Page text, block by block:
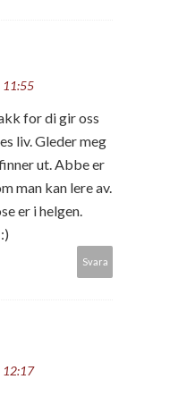
11:55
for di gir oss
liv. Gleder meg
ut. Abbe er
man kan lere av.
er i helgen.
Svara
12:17